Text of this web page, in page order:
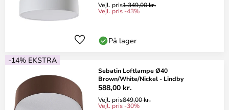
Vejl. pris1.349,00 kr.
Vejl. pris -43%
På lager
-14% EKSTRA
Sebatin Loftlampe Ø40
Brown/White/Nickel - Lindby
588,00 kr.
Vejl. pris849,00 kr.
Vejl. pris -30%